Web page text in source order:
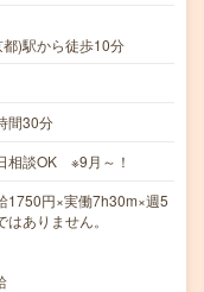
)駅から徒歩10分
間30分
相談OK ※9月～！
円×実働7h30m×週5
ありません。